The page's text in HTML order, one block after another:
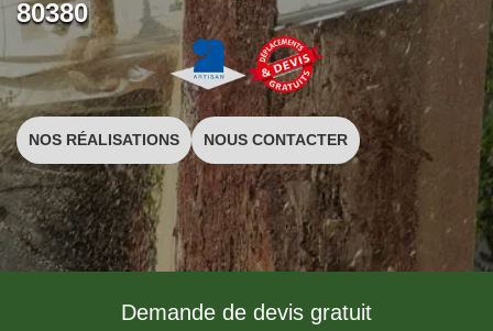
80380
NOS RÉALISATIONS NOUS CONTACTER
Demande de devis gratuit